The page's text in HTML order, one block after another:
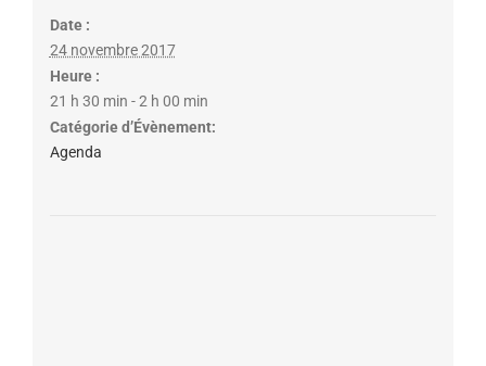
Date :
24 novembre 2017
Heure :
21 h 30 min - 2 h 00 min
Catégorie d’Évènement:
Agenda